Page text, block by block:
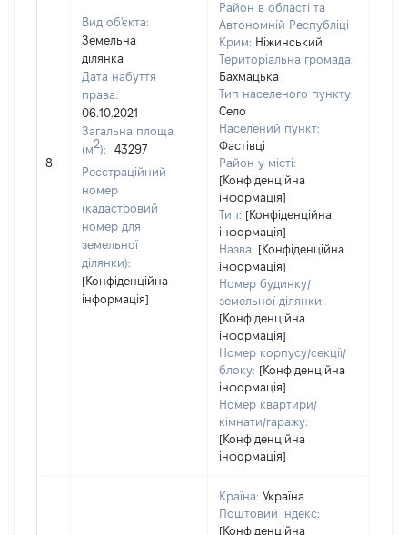
8
Вид об'єкта:
Земельна
ділянка
Дата набуття
права:
06.10.2021
Загальна площа
(м2):
43297
Реєстраційний
номер
(кадастровий
номер для
земельної
ділянки):
[Конфіденційна
інформація]
Район в області та
Автономній Республіці
Крим: Ніжинський
Територіальна громада:
Бахмацька
Тип населеного пункту:
Село
Населений пункт:
Фастівці
Район у місті:
[Конфіденційна
інформація]
Тип: [Конфіденційна
інформація]
Назва: [Конфіденційна
інформація]
Номер будинку/
земельної ділянки:
[Конфіденційна
інформація]
Номер корпусу/секції/
блоку: [Конфіденційна
інформація]
Номер квартири/
кімнати/гаражу:
[Конфіденційна
інформація]
Країна: Україна
Поштовий індекс:
[Конфіденційна